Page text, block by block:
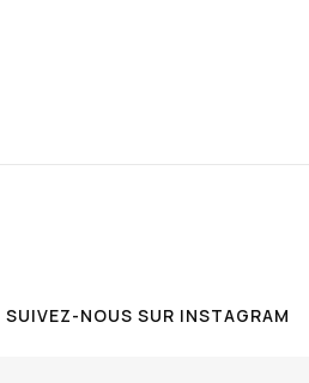
SUIVEZ-NOUS SUR INSTAGRAM